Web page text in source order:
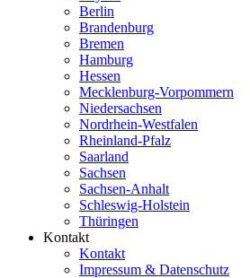
Berlin
Brandenburg
Bremen
Hamburg
Hessen
Mecklenburg-Vorpommern
Niedersachsen
Nordrhein-Westfalen
Rheinland-Pfalz
Saarland
Sachsen
Sachsen-Anhalt
Schleswig-Holstein
Thüringen
Kontakt
Kontakt
Impressum & Datenschutz